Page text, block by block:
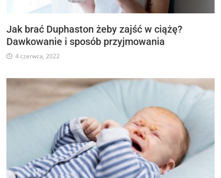
Jak brać Duphaston żeby zajść w ciążę?
Dawkowanie i sposób przyjmowania
4 czerwca, 2022